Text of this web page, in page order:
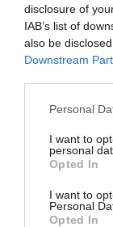
disclosure of
IAB’s list of
also be
Downstream
Personal
I want to
personal
Opted In
I want to
Personal
Opted In
concentración
Destacados